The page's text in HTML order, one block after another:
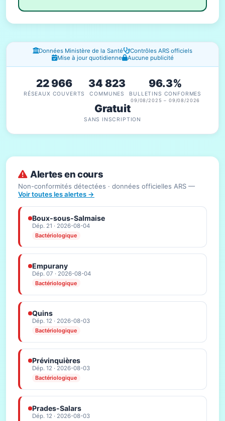
Fenêtres d'information
Données Ministère de la Santé
Contrôles ARS officiels
Mise à jour quotidienne
Aucune publicité
22 966
RÉSEAUX COUVERTS
34 823
COMMUNES
96.3%
BULLETINS CONFORMES
09/08/2025 – 09/08/2026
Gratuit
SANS INSCRIPTION
Alertes en cours
Non-conformités détectées · données officielles ARS —
Voir toutes les alertes →
Boux-sous-Salmaise
Dép. 21 · 2026-08-04
Bactériologique
Empurany
Dép. 07 · 2026-08-04
Bactériologique
Quins
Dép. 12 · 2026-08-03
Bactériologique
Prévinquières
Dép. 12 · 2026-08-03
Bactériologique
Prades-Salars
Dép. 12 · 2026-08-03